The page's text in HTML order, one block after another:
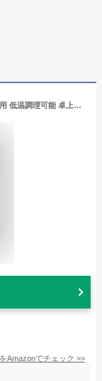
アイリスオーヤマ 電気圧力鍋 圧力鍋 4L 3~4人用 低温調理可能 卓上鍋 予約機能付き レシピブック付き ホワイト PC-MA4-W
Amazonでチェック >>